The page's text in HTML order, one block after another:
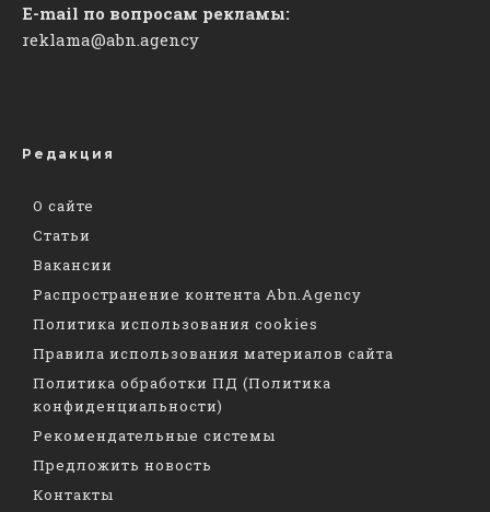
E-mail по вопросам рекламы:
reklama@abn.agency
Редакция
О сайте
Статьи
Вакансии
Распространение контента Abn.Agency
Политика использования cookies
Правила использования материалов сайта
Политика обработки ПД (Политика
конфиденциальности)
Рекомендательные системы
Предложить новость
Контакты